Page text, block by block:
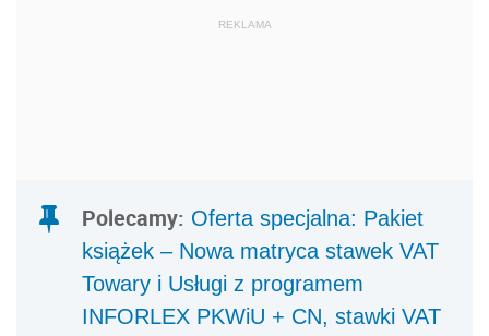
INFORLEX PKWiU + CN, stawki VAT
informatycy nie mieli problemów z przejściem
na pracę zdalną, a celem badania było
sprawdzenie, jak ten model sprawdził się
w czasach izolacji i jak będzie ewoluował